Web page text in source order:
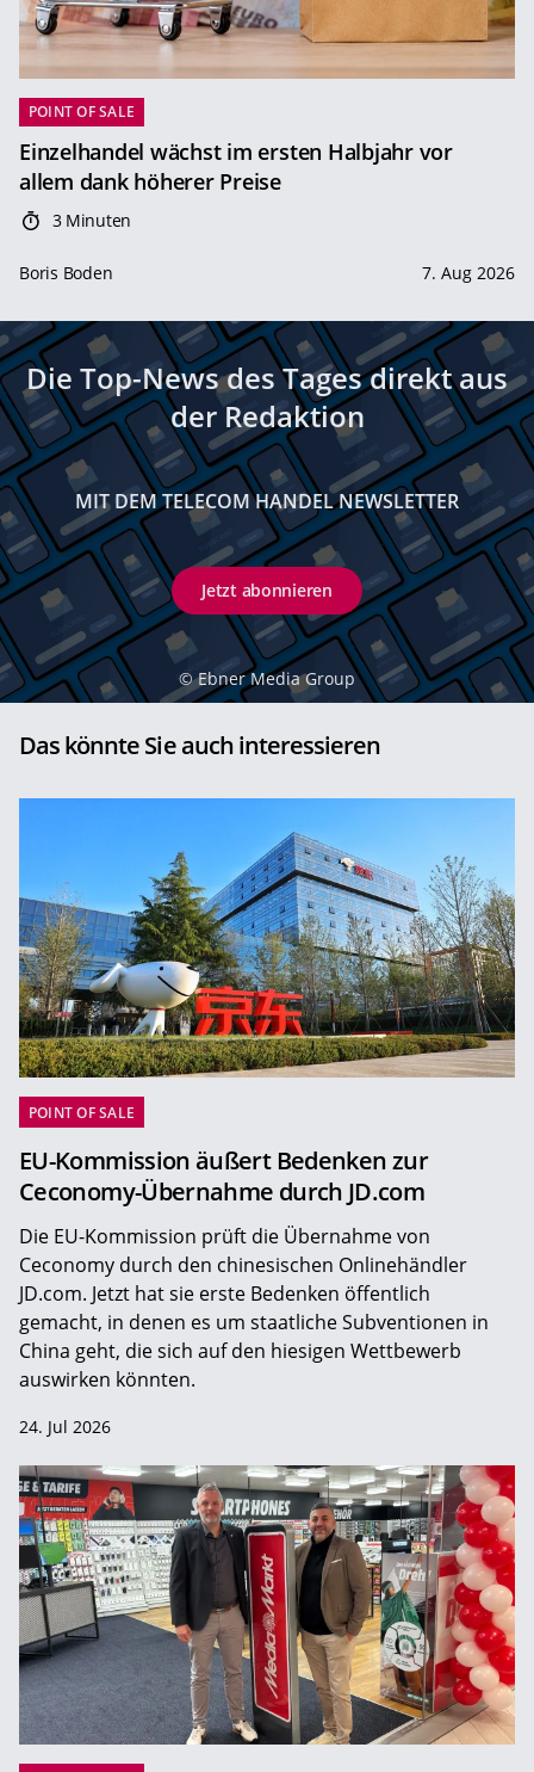
POINT OF SALE
Einzelhandel wächst im ersten Halbjahr vor
allem dank höherer Preise
3 Minuten
Boris Boden 7. Aug 2026
Die Top-News des Tages direkt aus
der Redaktion
MIT DEM TELECOM HANDEL NEWSLETTER
Jetzt abonnieren
© Ebner Media Group
Das könnte Sie auch interessieren
POINT OF SALE
EU-Kommission äußert Bedenken zur
Ceconomy-Übernahme durch JD.com
Die EU-Kommission prüft die Übernahme von
Ceconomy durch den chinesischen Onlinehändler
JD.com. Jetzt hat sie erste Bedenken öffentlich
gemacht, in denen es um staatliche Subventionen in
China geht, die sich auf den hiesigen Wettbewerb
auswirken könnten.
24. Jul 2026